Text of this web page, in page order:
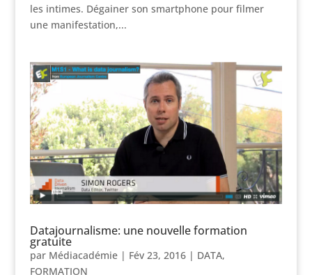
les intimes. Dégainer son smartphone pour filmer
une manifestation,...
Datajournalisme: une nouvelle formation
gratuite
par Médiacadémie| Fév 23, 2016| DATA,
FORMATION